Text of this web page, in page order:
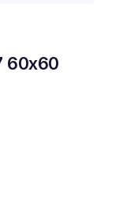
60x60